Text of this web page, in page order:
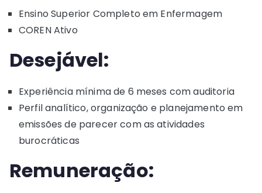
Ensino Superior Completo em Enfermagem
COREN Ativo
Desejável:
Experiência mínima de 6 meses com auditoria
Perfil analítico, organização e planejamento em
emissões de parecer com as atividades
burocráticas
Remuneração: